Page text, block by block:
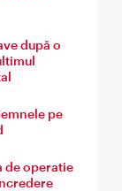
după o
pe
de operatie